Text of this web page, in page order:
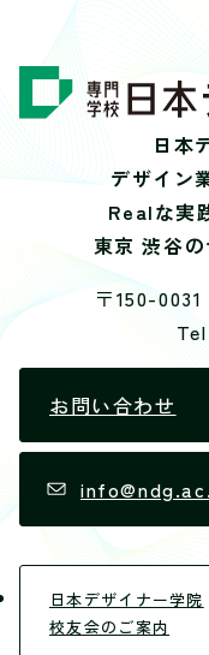
日本
デザイン
Realな実
東京 渋谷の
〒150-
お問い合わせ
日本デザイナー学院
校友会のご案内